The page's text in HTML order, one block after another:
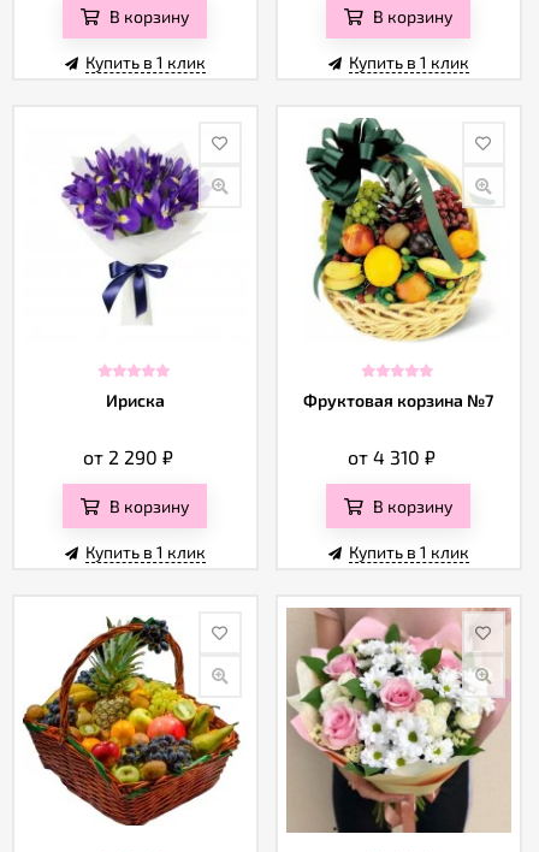
В корзину
Купить в 1 клик
В корзину
Купить в 1 клик
Ириска
от 2 290 ₽
В корзину
Купить в 1 клик
Фруктовая корзина №7
от 4 310 ₽
В корзину
Купить в 1 клик